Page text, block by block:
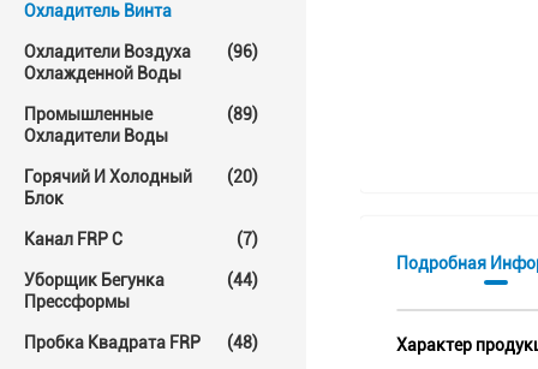
Охладитель Винта
Охладители Воздуха
Охлажденной Воды
(96)
Промышленные
Охладители Воды
(89)
Горячий И Холодный
Блок
(20)
Канал FRP C (7)
Уборщик Бегунка
Прессформы
(44)
Пробка Квадрата FRP (48)
Подробная
Характер